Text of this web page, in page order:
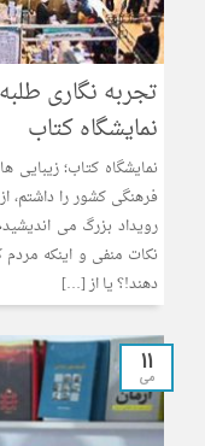
تجربه نگاری
نمایشگاه کتاب
نمایشگاه کتاب؛ زیبایی
فرهنگی کشور را داشتم،
رویداد بزرگ می
نکات منفی و اینکه
دهند!؟ یا از […]
11
می